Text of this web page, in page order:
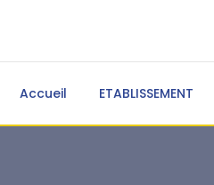
Accueil ETABLISSEMENT